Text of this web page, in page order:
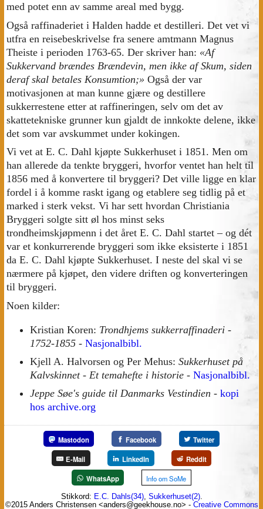
med potet enn av samme areal med bygg.
Også raffinaderiet i Halden hadde et destilleri. Det vet vi
utfra en reisebeskrivelse fra senere amtmann Magnus
Theiste i perioden 1763-65. Der skriver han: «Af
Sukkervand brændes Brændevin, men ikke af Skum, siden
deraf skal betales Konsumtion;» Også der var
motivasjonen at man kunne gjære og destillere
sukkerrestene etter at raffineringen, selv om det av
skattetekniske grunner kun gjaldt de innkokte delene, ikke
det som var avskummet under kokingen.
Vi vet at E. C. Dahl kjøpte Sukkerhuset i 1851. Men om
han allerede da tenkte bryggeri, hvorfor ventet han helt til
1856 med å konvertere til bryggeri? Det ville ligge en klar
fordel i å komme raskt igang og etablere seg tidlig på et
marked i sterk vekst. Vi har sett hvordan Christiania
Bryggeri solgte sitt øl hos minst seks
trondheimskjøpmenn i det året E. C. Dahl startet – og dét
var et konkurrerende bryggeri som ikke eksisterte i 1851
da E. C. Dahl kjøpte Sukkerhuset. I neste del skal vi se
nærmere på kjøpet, den videre driften og konverteringen
til bryggeri.
Noen kilder:
Kristian Koren: Trondhjems sukkerraffinaderi -
1752-1855 -Nasjonalbibl.
Kjell A. Halvorsen og Per Mehus:Sukkerhuset på
Kalvskinnet - Et temahefte i historie -Nasjonalbibl.
Jeppe Søe's guide til Danmarks Vestindien -kopi
hos archive.org
Mastodon Facebook Twitter
E-Mail LinkedIn Reddit
WhatsApp Info om SoMe
Stikkord: E.C. Dahls(34), Sukkerhuset(2).
©2015 Anders Christensen <anders@geekhouse.no> - Creative Commons